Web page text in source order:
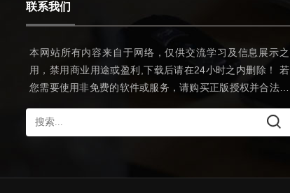
联系我们
本网站所有内容来自于网络，仅供交流学习及信息展示之
用，禁用商业用途或盈利,下载后请在24小时之内删除！ 若
您需要使用非免费的软件或服务，请购买正版授权并合法使
8990567@qq.com，我们将及时处理。